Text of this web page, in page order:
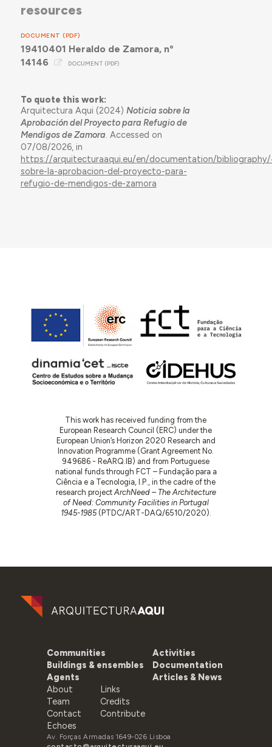
resources
DOCUMENT (PDF)
19410401 Heraldo de Zamora, nº
14146
DOCUMENT (PDF)
To quote this work:
Arquitectura Aqui (2024) Noticia sobre la
Aprobación del Proyecto para Refugio de
Mendigos de Zamora. Accessed on
07/08/2026, in
https://arquitecturaaqui.eu/en/documentation/
sobre-la-aprobacion-del-proyecto-para-
refugio-de-mendigos-de-zamora
This work has received funding from the
European Research Council (ERC) under the
European Union’s Horizon 2020 Research and
Innovation Programme (Grant Agreement No.
949686 - ReARQ.IB) and from Portuguese
national funds through FCT – Fundação para a
Ciência e a Tecnologia, I.P., in the cadre of the
research project ArchNeed – The Architecture
of Need: Community Facilities in Portugal
1945-1985(PTDC/ART-DAQ/6510/2020).
Communities
Buildings & ensembles
Agents
Activities
Documentation
Articles & News
About
Team
Contact
Echoes
Links
Credits
Contribute
Av. Forças Armadas 1649-026 Lisboa